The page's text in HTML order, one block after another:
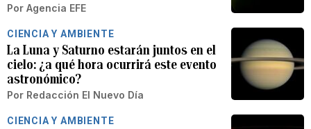
Por Agencia EFE
CIENCIA Y AMBIENTE
La Luna y Saturno estarán juntos en el
cielo: ¿a qué hora ocurrirá este evento
astronómico?
Por Redacción El Nuevo Día
CIENCIA Y AMBIENTE